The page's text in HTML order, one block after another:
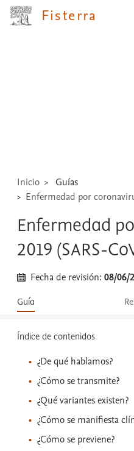
Fisterra
Inicio
Guías
Enfermedad por
Enfermedad
2019 (SARS-
Fecha de revisión:08/06/
Guía
Índice de contenidos
¿De qué hablamos?
¿Cómo se transmite?
¿Qué variantes existen?
¿Cómo se manifiesta
¿Cómo se previene?